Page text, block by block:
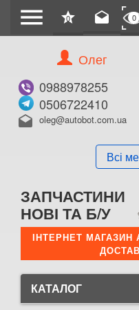
menu star
0 drafts 0
Олег
0988978255
0506722410
drafts oleg@autobot.com.ua
Всі
ЗАПЧАСТИНИ
НОВІ ТА Б/У
ІНТЕРНЕТ МАГАЗИН
КАТАЛОГ